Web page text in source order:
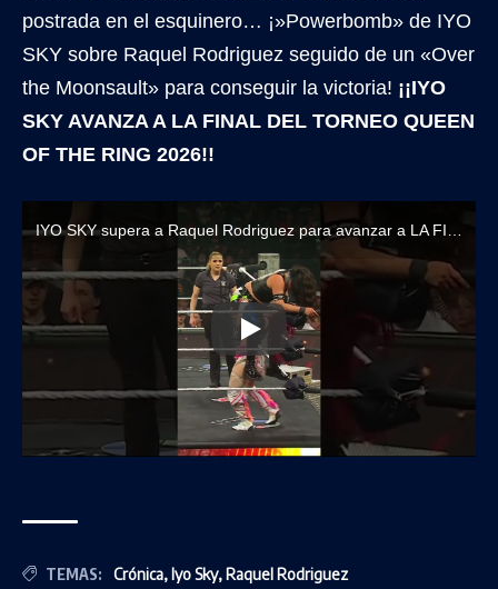
postrada en el esquinero… ¡»Powerbomb» de IYO
SKY sobre Raquel Rodriguez seguido de un «Over
the Moonsault» para conseguir la victoria! ¡¡IYO
SKY AVANZA A LA FINAL DEL TORNEO QUEEN
OF THE RING 2026!!
TEMAS: Crónica, Iyo Sky,Raquel Rodriguez